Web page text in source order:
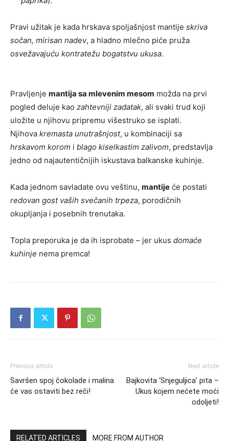
Pravi užitak je kada hrskava spoljašnjost mantije skriva
sočan, mirisan nadev, a hladno mlečno piće pruža
osvežavajuću kontratežu bogatstvu ukusa.
Pravljenje mantija sa mlevenim mesom možda na prvi
pogled deluje kao zahtevniji zadatak, ali svaki trud koji
uložite u njihovu pripremu višestruko se isplati.
Njihova kremasta unutrašnjost, u kombinaciji sa
hrskavom korom i blago kiselkastim zalivom, predstavlja
jedno od najautentičnijih iskustava balkanske kuhinje.
Kada jednom savladate ovu veštinu, mantije će postati
redovan gost vaših svečanih trpeza, porodičnih
okupljanja i posebnih trenutaka.
Topla preporuka je da ih isprobate – jer ukus domaće
kuhinje nema premca!
Previous article
Savršen spoj čokolade i malina
će vas ostaviti bez reči!
Next article
Bajkovita ‘Snjeguljica’ pita –
Ukus kojem nećete moći
odoljeti!
RELATED ARTICLES MORE FROM AUTHOR